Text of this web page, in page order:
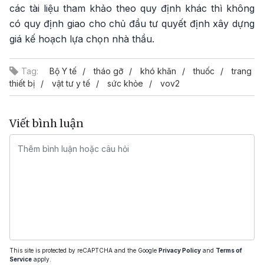
các tài liệu tham khảo theo quy định khác thì không
có quy định giao cho chủ đầu tư quyết định xây dựng
giá kế hoạch lựa chọn nhà thầu.
Tag: Bộ Y tế tháo gỡ khó khăn thuốc
trang
thiết bị
vật tư y tế sức khỏe vov2
Viết bình luận
This site is protected by reCAPTCHA and the Google Privacy Policy and Terms of
Service apply.